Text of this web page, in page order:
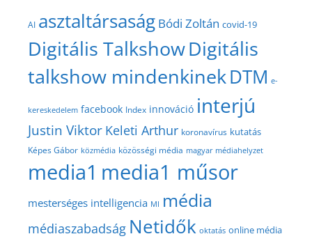
AI asztaltársaság Bódi Zoltán covid-19
Digitális TalkshowDigitális
talkshow mindenkinekDTM e-
kereskedelem facebook Index innováció interjú
Justin Viktor Keleti Arthur koronavírus kutatás
Képes Gábor közmédia közösségi média magyar médiahelyzet
media1 media1 műsor
mesterséges intelligencia MI média
médiaszabadság Netidők oktatás online média